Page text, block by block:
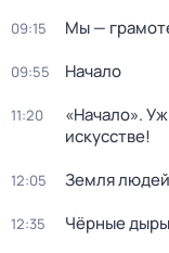
09:15 Мы —
09:55 Начало
11:20
«Начало».
искусстве!
12:05 Земля людей
12:35 Чёрные